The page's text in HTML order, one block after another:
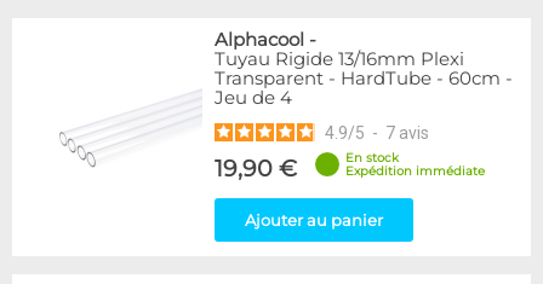
Alphacool -
Tuyau Rigide 13/16mm Plexi
Transparent - HardTube - 60cm -
Jeu de 4
4.9/5 - 7 avis
19,90 €
En stock
Expédition immédiate
Ajouter au panier